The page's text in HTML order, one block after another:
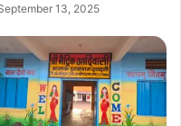
13, 2025